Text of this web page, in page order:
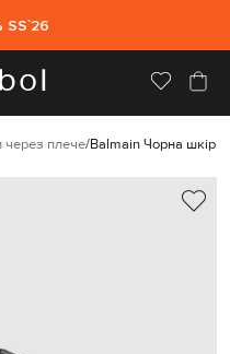
SS`26
через плече Balmain Чорна